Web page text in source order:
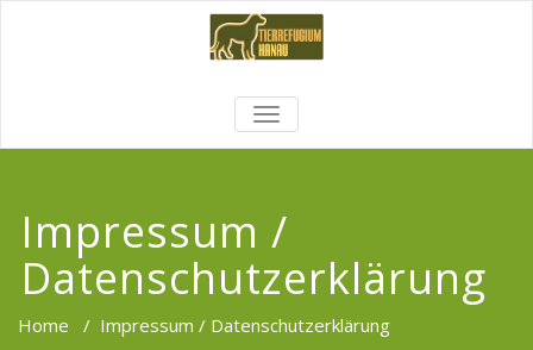
TOGGLE
NAVIGATION
Impressum /
Datenschutzerklärung
Home / Impressum / Datenschutzerklärung